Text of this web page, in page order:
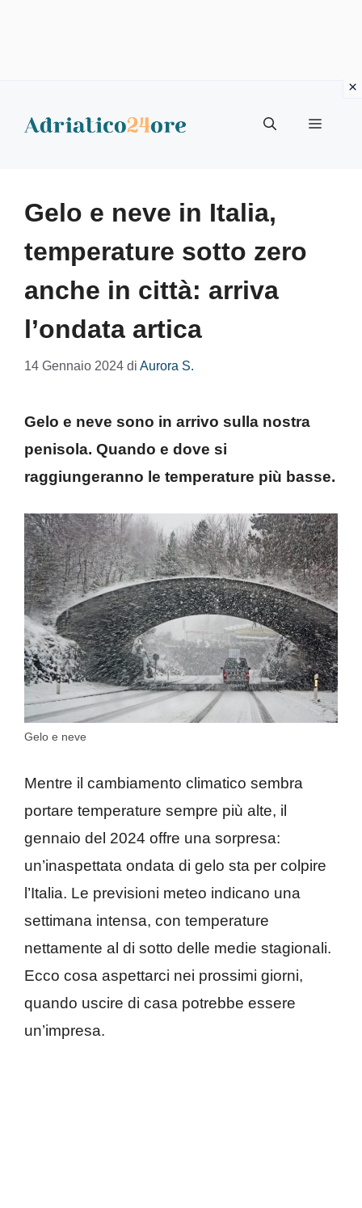
Menu
Gelo e neve in Italia,
temperature sotto zero
anche in città: arriva
l’ondata artica
14 Gennaio 2024 di Aurora S.
Gelo e neve sono in arrivo sulla nostra
penisola. Quando e dove si
raggiungeranno le temperature più basse.
Gelo e neve
Mentre il cambiamento climatico sembra
portare temperature sempre più alte, il
gennaio del 2024 offre una sorpresa:
un’inaspettata ondata di gelo sta per colpire
l’Italia. Le previsioni meteo indicano una
settimana intensa, con temperature
nettamente al di sotto delle medie stagionali.
Ecco cosa aspettarci nei prossimi giorni,
quando uscire di casa potrebbe essere
un’impresa.